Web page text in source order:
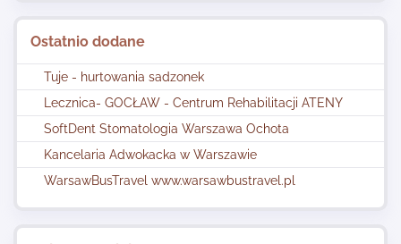
Ostatnio dodane
Tuje - hurtowania sadzonek
Lecznica- GOCŁAW - Centrum Rehabilitacji ATENY
SoftDent Stomatologia Warszawa Ochota
Kancelaria Adwokacka w Warszawie
WarsawBusTravel www.warsawbustravel.pl